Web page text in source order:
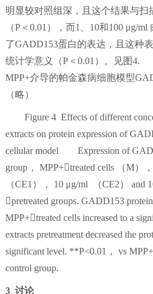
明显较对照组深，且这个结果与
（P＜0.01），而1、10和100 μg/
了GADD153蛋白的表达，且这种
统计学意义（P＜0.01）。见图
MPP+介导的帕金森病细胞模型
（略）
Figure 4 Effects of different
extracts on protein expression of
cellular model Expression of
group， MPP+treated cells （M）
（CE1）， 10 μg/ml （CE2） and
pretreated groups. GADD153
MPP+treated cells increased to a
extracts pretreatment decreased the
significant level. **P<0.01， vs
control group.
3 讨论